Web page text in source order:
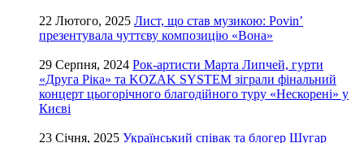
22 Лютого, 2025 Лист, що став музикою: Povin’
презентувала чуттєву композицію «Вона»
29 Серпня, 2024 Рок-артисти Марта Липчей, гурти
«Друга Ріка» та KOZAK SYSTEM зіграли фінальний
концерт цьогорічного благодійного туру «Нескорені» у
Києві
23 Січня, 2025 Український співак та блогер Шугар